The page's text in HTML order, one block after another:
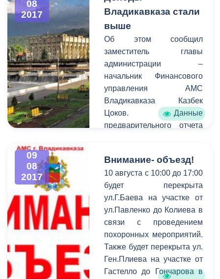
удовольствием
желающих стать частью
профилактики различных
правонарушений, в
столице Северной Осетии
началась установка камер
уличного
видеонаблюдения.
08
2017
Владикавказа стали
выше
Об этом сообщил
заместитель главы
администрации –
начальник Финансового
управления АМС
Владикавказа Казбек
Цоков. Данные
предварительного отчета
том, что собственные
доходы в городскую казну
увеличились в сравнении
с прошлым годом. Также,
по итогам проведенных
балансовых комиссий,
которые были созданы в
прошлом году по
инициативе главы АМС
г.Владикавказ Бориса
09
08
2017
Внимание- объезд!
10 августа с 10:00 до 17:00
будет перекрыта
ул.Г.Баева на участке от
ул.Павленко до Колиева в
связи с проведением
похоронных мероприятий.
Также будет перекрыта ул.
Ген.Плиева на участке от
Гастелло до Гончарова в